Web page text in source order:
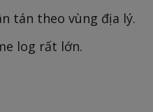
tán theo vùng địa lý.
log rất lớn.